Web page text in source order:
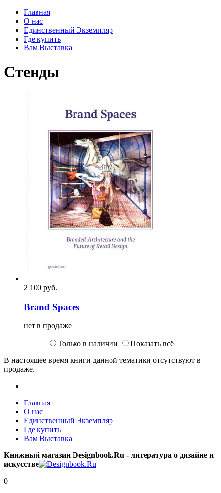
Главная
О нас
Единственный Экземпляр
Где купить
Вам Выставка
Стенды
2 100 pуб.
Brand Spaces
нет в продаже
Только в наличии
Показать всё
В настоящее время книги данной тематики отсутствуют в
продаже.
Главная
О нас
Единственный Экземпляр
Где купить
Вам Выставка
Книжный магазин Designbook.Ru - литература о дизайне и
искусстве
0